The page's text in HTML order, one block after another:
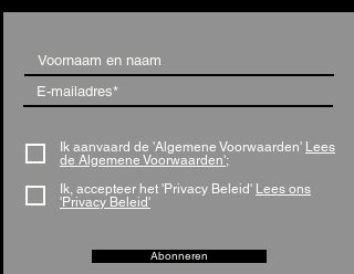
Ik aanvaard de 'Algemene Voorwaarden' Lees
de Algemene Voorwaarden';
Ik, accepteer het 'Privacy Beleid' Lees ons
'Privacy Beleid'
Abonneren